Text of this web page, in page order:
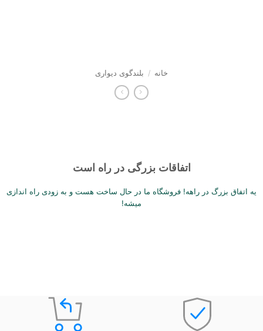
خانه / بلندگوی دیواری
اتفاقات بزرگی در راه است
یه اتفاق بزرگ در راهه! فروشگاه ما در حال ساخت هست و به زودی راه اندازی
میشه!